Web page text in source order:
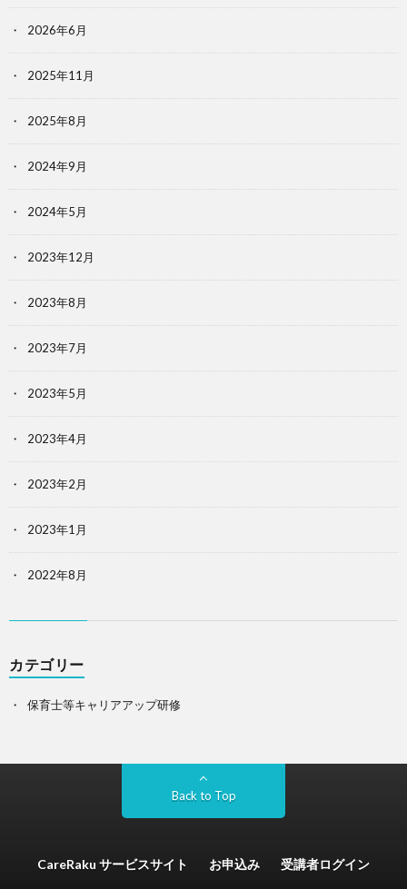
2026年6月
2025年11月
2025年8月
2024年9月
2024年5月
2023年12月
2023年8月
2023年7月
2023年5月
2023年4月
2023年2月
2023年1月
2022年8月
カテゴリー
保育士等キャリアアップ研修
Back to Top
CareRaku サービスサイト お申込み 受講者ログイン